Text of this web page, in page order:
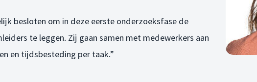
besloten om in deze eerste onderzoeksfase de
te leggen. Zij gaan samen met medewerkers aan
en tijdsbesteding per taak.”